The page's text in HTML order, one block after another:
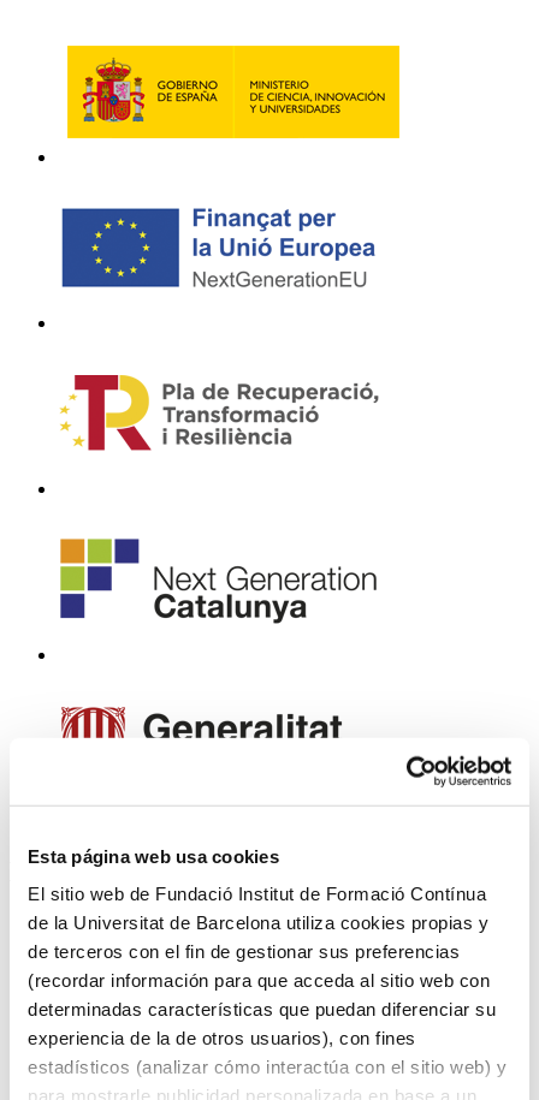
Esta página web usa cookies
El sitio web de Fundació Institut de Formació Contínua
de la Universitat de Barcelona utiliza cookies propias y
de terceros con el fin de gestionar sus preferencias
(recordar información para que acceda al sitio web con
determinadas características que puedan diferenciar su
experiencia de la de otros usuarios), con fines
estadísticos (analizar cómo interactúa con el sitio web) y
para mostrarle publicidad personalizada en base a un
En colaboración con